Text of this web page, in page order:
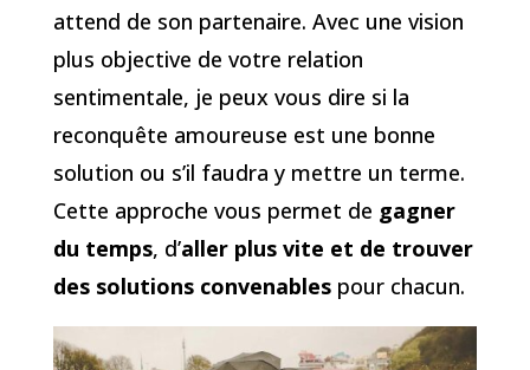
attend de son partenaire. Avec une vision
plus objective de votre relation
sentimentale, je peux vous dire si la
reconquête amoureuse est une bonne
solution ou s’il faudra y mettre un terme.
Cette approche vous permet de gagner
du temps, d’aller plus vite et de trouver
des solutions convenablespour chacun.